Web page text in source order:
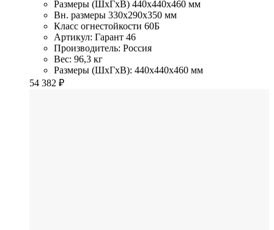
Размеры (ШхГхВ) 440x440x460 мм
Вн. размеры 330х290х350 мм
Класс огнестойкости 60Б
Артикул: Гарант 46
Производитель: Россия
Вес: 96,3 кг
Размеры (ШхГхВ): 440x440x460 мм
54 382 ₽